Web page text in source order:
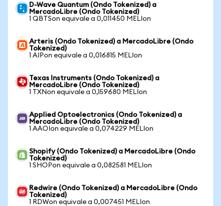
D-Wave Quantum (Ondo Tokenized) a
MercadoLibre (Ondo Tokenized)
1 QBTSon equivale a 0,011450 MELIon
Arteris (Ondo Tokenized) a MercadoLibre (Ondo
Tokenized)
1 AIPon equivale a 0,016815 MELIon
Texas Instruments (Ondo Tokenized) a
MercadoLibre (Ondo Tokenized)
1 TXNon equivale a 0,159680 MELIon
Applied Optoelectronics (Ondo Tokenized) a
MercadoLibre (Ondo Tokenized)
1 AAOIon equivale a 0,074229 MELIon
Shopify (Ondo Tokenized) a MercadoLibre (Ondo
Tokenized)
1 SHOPon equivale a 0,082581 MELIon
Redwire (Ondo Tokenized) a MercadoLibre (Ondo
Tokenized)
1 RDWon equivale a 0,007451 MELIon